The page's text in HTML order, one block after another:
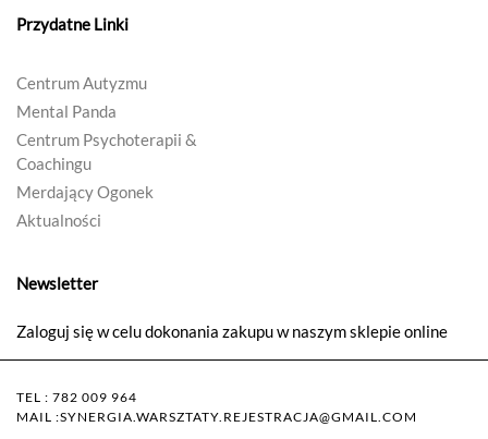
Przydatne Linki
Centrum Autyzmu
Mental Panda
Centrum Psychoterapii &
Coachingu
Merdający Ogonek
Aktualności
Newsletter
Zaloguj się w celu dokonania zakupu w naszym sklepie online
TEL : 782 009 964
MAIL :SYNERGIA.WARSZTATY.REJESTRACJA@GMAIL.COM